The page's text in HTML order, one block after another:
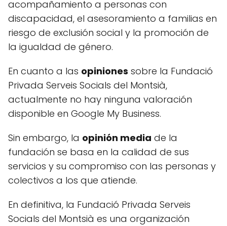
acompañamiento a personas con
discapacidad, el asesoramiento a familias en
riesgo de exclusión social y la promoción de
la igualdad de género.
En cuanto a las opiniones sobre la Fundació
Privada Serveis Socials del Montsià,
actualmente no hay ninguna valoración
disponible en Google My Business.
Sin embargo, la opinión media de la
fundación se basa en la calidad de sus
servicios y su compromiso con las personas y
colectivos a los que atiende.
En definitiva, la Fundació Privada Serveis
Socials del Montsià es una organización